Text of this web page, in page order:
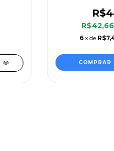
6 x de